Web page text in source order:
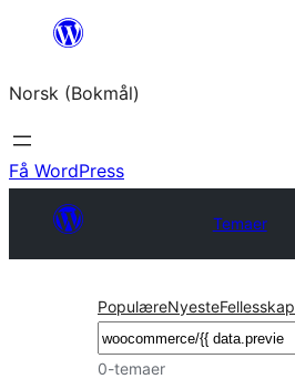
Hopp
innhold
Norsk (Bokmål)
Få WordPress
Temaer
PopulæreNyesteFellesskap
Søk
0-temaer